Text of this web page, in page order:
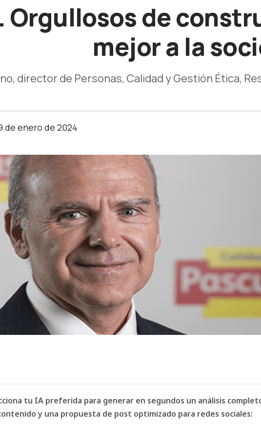
Orgullosos de
mejor a la
director de Personas, Calidad y Gestión Ética,
de enero de 2024
tu IA preferida para generar en segundos un análisis
y una propuesta de post optimizado para redes sociales: